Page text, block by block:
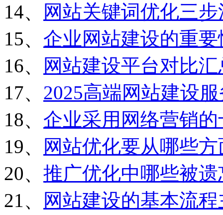
14、
网站关键词优化三步
15、 企业网站建设的重要
16、
网站建设平台对比汇
17、 2025高端网站建设
18、 企业采用网络营销
19、
网站优化要从哪些
20、 推广优化中哪些被
21、
网站建设的基本流